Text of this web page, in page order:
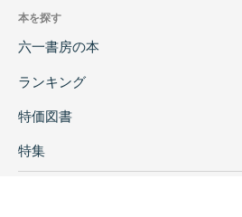
本を探す
六一書房の本
ランキング
特価図書
特集